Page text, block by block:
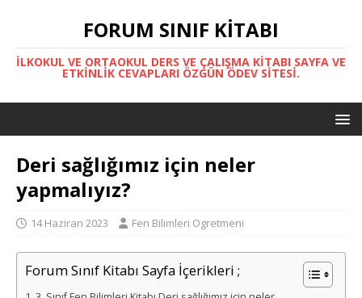
FORUM SINIF KITABI
İLKOKUL VE ORTAOKUL DERS VE ÇALIŞMA KITABI SAYFA VE
ETKINLIK CEVAPLARI ÖZGÜN ÖDEV SITESI.
Deri sağlığımız için neler
yapmalıyız?
14 Haziran 2023 Fen Bilimleri Ogretmeni
Forum Sınıf Kitabı Sayfa İçerikleri ;